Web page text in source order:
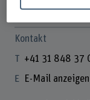
Mitarbeiterin
Kontakt
+41 31 848 37
E-Mail anzeigen